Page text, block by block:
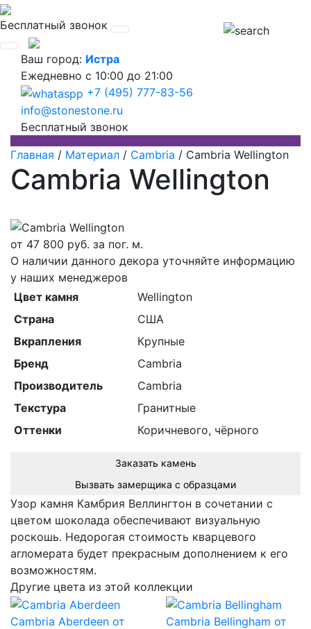
Бесплатный звонок
Ваш город: Истра
Ежедневно с 10:00 до 21:00
+7 (495) 777-83-56
info@stonestone.ru
Бесплатный звонок
Главная / Материал / Cambria / Cambria Wellington
Cambria Wellington
от 47 800 руб. за пог. м.
О наличии данного декора уточняйте информацию
у наших менеджеров
Цвет камня
Wellington
Страна
США
Вкрапления
Крупные
Бренд
Cambria
Производитель
Cambria
Текстура
Гранитные
Оттенки
Коричневого, чёрного
Заказать камень
Вызвать замерщика с образцами
Узор камня Камбрия Веллингтон в сочетании с
цветом шоколада обеспечивают визуальную
роскошь. Недорогая стоимость кварцевого
агломерата будет прекрасным дополнением к его
возможностям.
Другие цвета из этой коллекции
Cambria Aberdeen от
Cambria Bellingham от